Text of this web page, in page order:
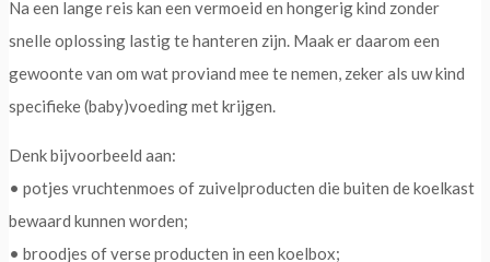
Na een lange reis kan een vermoeid en hongerig kind zonder
snelle oplossing lastig te hanteren zijn. Maak er daarom een
gewoonte van om wat proviand mee te nemen, zeker als uw kind
specifieke (baby)voeding met krijgen.
Denk bijvoorbeeld aan:
• potjes vruchtenmoes of zuivelproducten die buiten de koelkast
bewaard kunnen worden;
• broodjes of verse producten in een koelbox;